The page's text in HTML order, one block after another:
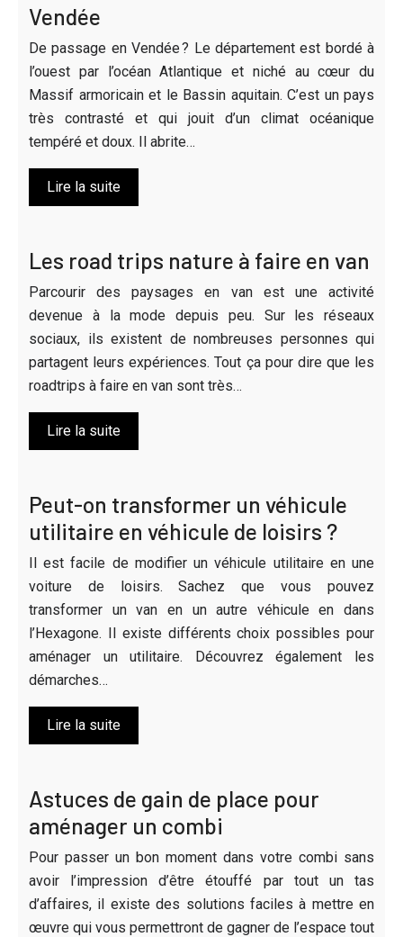
Vendée
De passage en Vendée ? Le département est bordé à
l’ouest par l’océan Atlantique et niché au cœur du
Massif armoricain et le Bassin aquitain. C’est un pays
très contrasté et qui jouit d’un climat océanique
tempéré et doux. Il abrite…
Lire la suite
Les road trips nature à faire en van
Parcourir des paysages en van est une activité
devenue à la mode depuis peu. Sur les réseaux
sociaux, ils existent de nombreuses personnes qui
partagent leurs expériences. Tout ça pour dire que les
roadtrips à faire en van sont très…
Lire la suite
Peut-on transformer un véhicule
utilitaire en véhicule de loisirs ?
Il est facile de modifier un véhicule utilitaire en une
voiture de loisirs. Sachez que vous pouvez
transformer un van en un autre véhicule en dans
l’Hexagone. Il existe différents choix possibles pour
aménager un utilitaire. Découvrez également les
démarches…
Lire la suite
Astuces de gain de place pour
aménager un combi
Pour passer un bon moment dans votre combi sans
avoir l’impression d’être étouffé par tout un tas
d’affaires, il existe des solutions faciles à mettre en
œuvre qui vous permettront de gagner de l’espace tout